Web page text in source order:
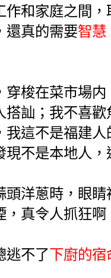
和家庭之間
還真的需要智慧
穿梭在菜市場
搭訕；我不喜
我這不是福建
現不是本地人
頭洋蔥時，眼
，真令人抓狂啊
逃不了下廚的宿